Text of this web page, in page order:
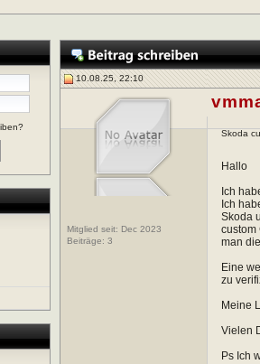
10.08.25, 22:10
Mitglied seit: Dec 2023
Beiträge: 3
Skoda
Hallo
Ich
Ich
Skoda
custom
man
Eine
zu
Meine
Vielen
Ps Ich